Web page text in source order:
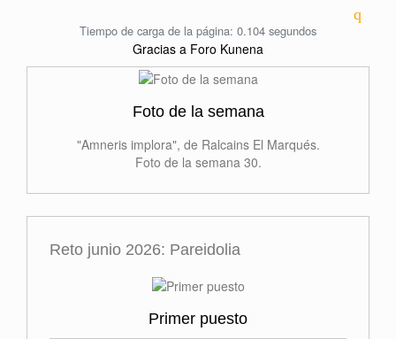
Tiempo de carga de la página: 0.104 segundos
Gracias a Foro Kunena
Foto de la semana
"Amneris implora", de Ralcains El Marqués.
Foto de la semana 30.
Reto junio 2026: Pareidolia
Primer puesto